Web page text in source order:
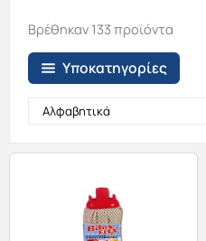
Υποκατηγορίες
Βρέθηκαν 133 προϊόντα